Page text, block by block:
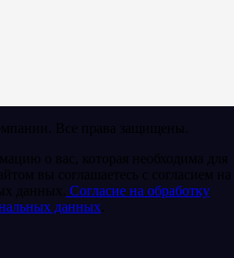
Все права защищены.
о вас, которая необходима для
вы соглашаетесь с согласием на
данных. Согласие на обработку
данных